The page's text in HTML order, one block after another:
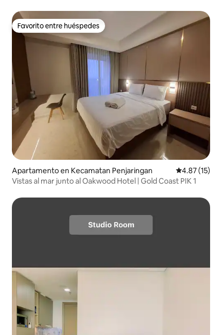
Favorito entre huéspedes
Favorito entre huéspedes
Apartamento en Kecamatan Penjaringan Calificación
4.87 (15)
Vistas al mar junto al Oakwood Hotel | Gold Coast PIK 1